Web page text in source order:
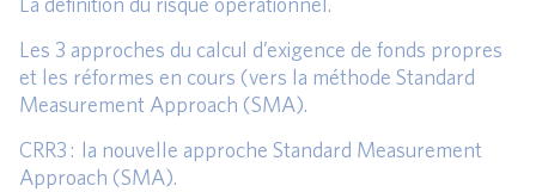
Les 3 approches du calcul d’exigence de fonds propres
et les réformes en cours (vers la méthode Standard
Measurement Approach (SMA).
CRR3 : la nouvelle approche Standard Measurement
Approach (SMA).